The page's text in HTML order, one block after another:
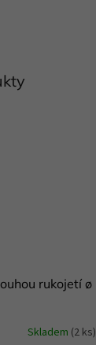
rukojetí ø
Skladem (2 ks)